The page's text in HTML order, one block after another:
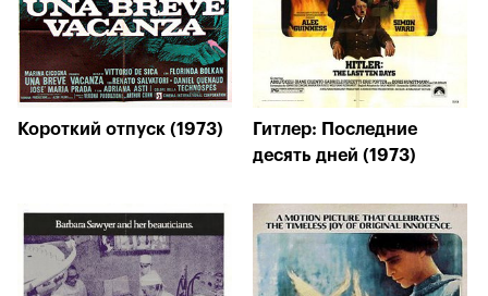
Короткий отпуск (1973)
Гитлер: Последние
десять дней (1973)